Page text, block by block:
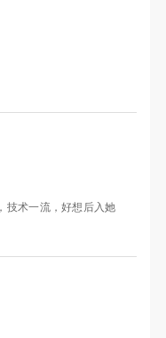
技术一流，好想后入她